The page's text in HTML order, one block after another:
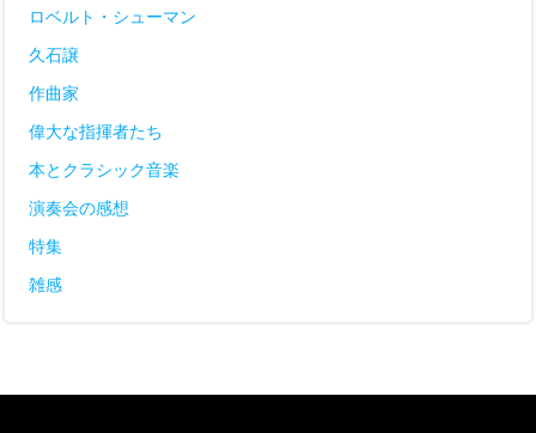
ロベルト・シューマン
久石譲
作曲家
偉大な指揮者たち
本とクラシック音楽
演奏会の感想
特集
雑感